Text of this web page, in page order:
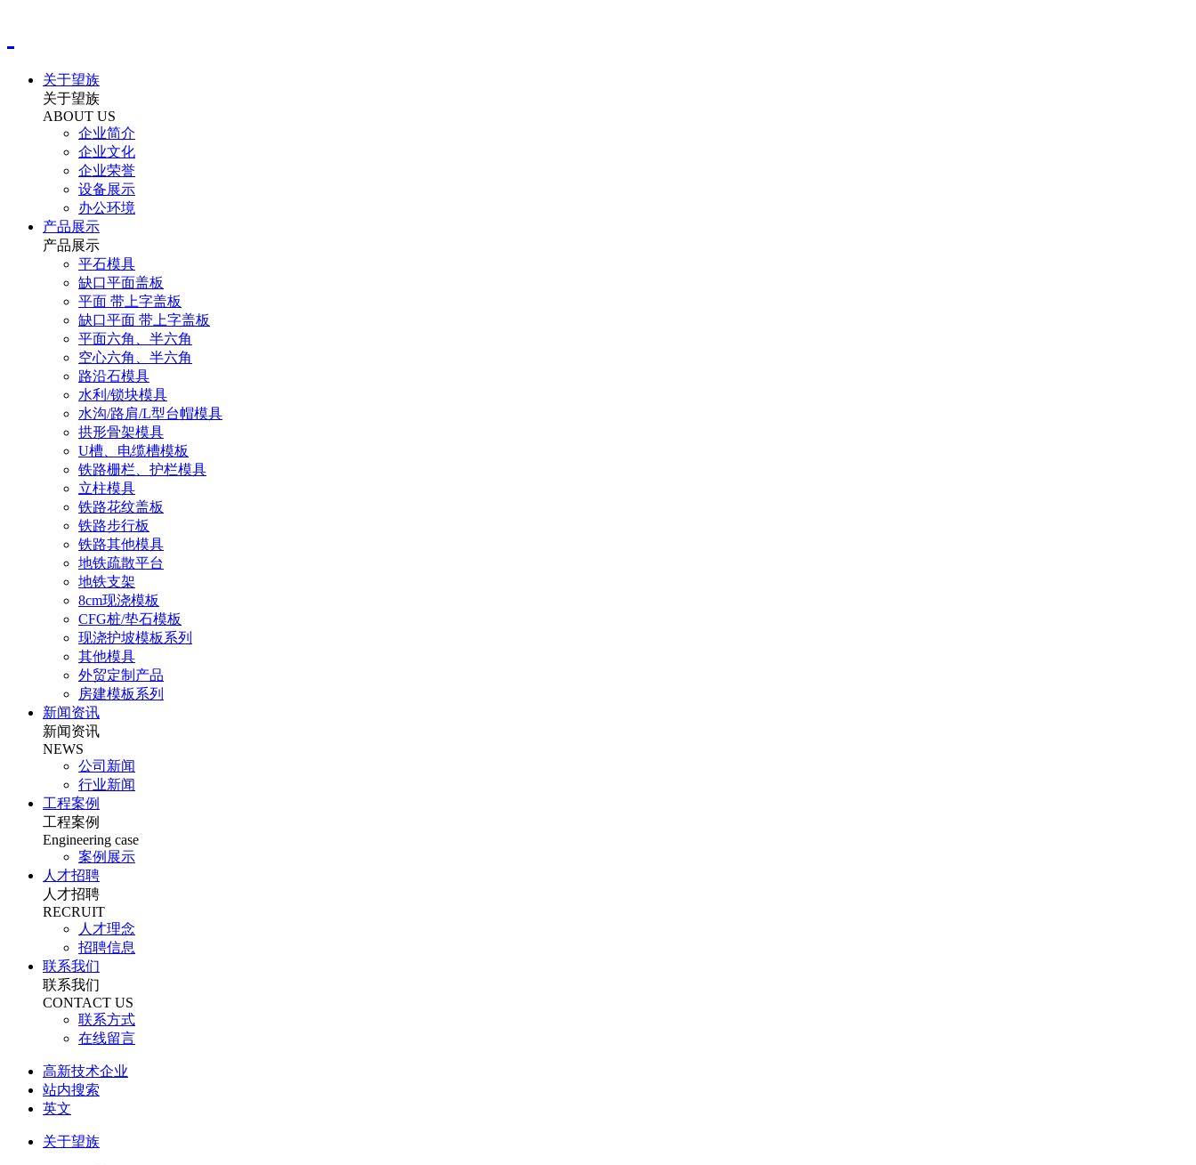
关于望族
关于望族
ABOUT US
企业简介
企业文化
企业荣誉
设备展示
办公环境
产品展示
产品展示
平石模具
缺口平面盖板
平面 带上字盖板
缺口平面 带上字盖板
平面六角、半六角
空心六角、半六角
路沿石模具
水利/锁块模具
水沟/路肩/L型台帽模具
拱形骨架模具
U槽、电缆槽模板
铁路栅栏、护栏模具
立柱模具
铁路花纹盖板
铁路步行板
铁路其他模具
地铁疏散平台
地铁支架
8cm现浇模板
CFG桩/垫石模板
现浇护坡模板系列
其他模具
外贸定制产品
房建模板系列
新闻资讯
新闻资讯
NEWS
公司新闻
行业新闻
工程案例
工程案例
Engineering case
案例展示
人才招聘
人才招聘
RECRUIT
人才理念
招聘信息
联系我们
联系我们
CONTACT US
联系方式
在线留言
高新技术企业
站内搜索
英文
关于望族